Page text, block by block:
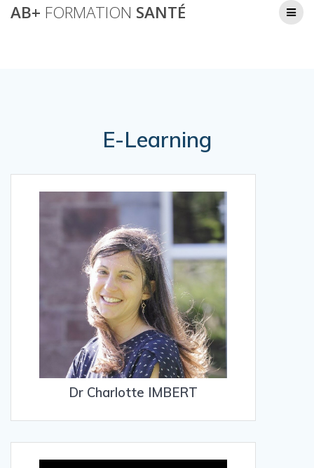
Passer
au
AB+ FORMATION SANTÉ
e-learning – La Douleur
E-Learning
Dr Charlotte IMBERT